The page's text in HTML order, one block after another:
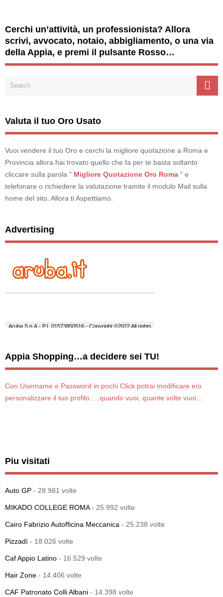
Cerchi un’attività, un professionista? Allora
scrivi, avvocato, notaio, abbigliamento, o una via
della Appia, e premi il pulsante Rosso…
Valuta il tuo Oro Usato
Vuoi vendere il tuo Oro e cerchi la migliore quotazione a Roma e
Provincia allora hai trovato quello che fa per te basta soltanto
cliccare sulla parola " Migliore Quotazione Oro Roma " e
telefonare o richiedere la valutazione tramite il modulo Mail sulla
home del sito. Allora ti Aspettiamo.
Advertising
Appia Shopping…a decidere sei TU!
Con Username e Password in pochi Click potrai modificare e/o
personalizzare il tuo profilo.....quando vuoi, quante volte vuoi....
Piu visitati
Auto GP - 28.981 volte
MIKADO COLLEGE ROMA- 25.992 volte
Cairo Fabrizio Autofficina Meccanica - 25.238 volte
Pizzadì - 18.026 volte
Caf Appio Latino - 16.529 volte
Hair Zone - 14.406 volte
CAF Patronato Colli Albani - 14.398 volte